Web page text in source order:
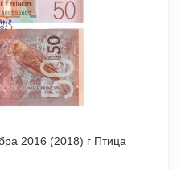
2016 (2018) г Птица